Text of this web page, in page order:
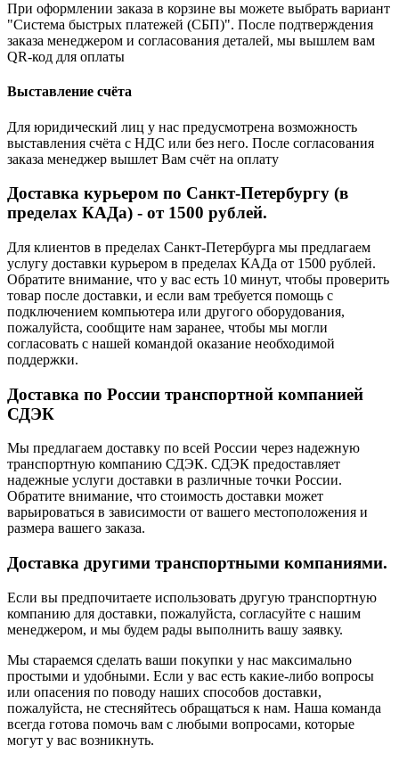
При оформлении заказа в корзине вы можете выбрать вариант
"Система быстрых платежей (СБП)". После подтверждения
заказа менеджером и согласования деталей, мы вышлем вам
QR-код для оплаты
Выставление счёта
Для юридический лиц у нас предусмотрена возможность
выставления счёта с НДС или без него. После согласования
заказа менеджер вышлет Вам счёт на оплату
Доставка курьером по Санкт-Петербургу (в
пределах КАДа) - от 1500 рублей.
Для клиентов в пределах Санкт-Петербурга мы предлагаем
услугу доставки курьером в пределах КАДа от 1500 рублей.
Обратите внимание, что у вас есть 10 минут, чтобы проверить
товар после доставки, и если вам требуется помощь с
подключением компьютера или другого оборудования,
пожалуйста, сообщите нам заранее, чтобы мы могли
согласовать с нашей командой оказание необходимой
поддержки.
Доставка по России транспортной компанией
СДЭК
Мы предлагаем доставку по всей России через надежную
транспортную компанию СДЭК. СДЭК предоставляет
надежные услуги доставки в различные точки России.
Обратите внимание, что стоимость доставки может
варьироваться в зависимости от вашего местоположения и
размера вашего заказа.
Доставка другими транспортными компаниями.
Если вы предпочитаете использовать другую транспортную
компанию для доставки, пожалуйста, согласуйте с нашим
менеджером, и мы будем рады выполнить вашу заявку.
Мы стараемся сделать ваши покупки у нас максимально
простыми и удобными. Если у вас есть какие-либо вопросы
или опасения по поводу наших способов доставки,
пожалуйста, не стесняйтесь обращаться к нам. Наша команда
всегда готова помочь вам с любыми вопросами, которые
могут у вас возникнуть.